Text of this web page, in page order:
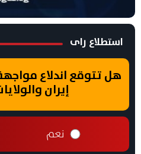
استطلاع راى
هل تتوقع اندلاع
إيران
نعم